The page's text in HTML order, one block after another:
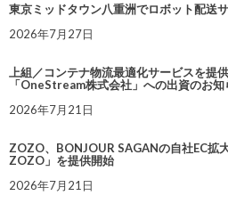
東京ミッドタウン八重洲でロボット配送
2026年7月27日
上組／コンテナ物流最適化サービスを提
「OneStream株式会社」への出資のお知
2026年7月21日
ZOZO、BONJOUR SAGANの自社EC
ZOZO」を提供開始
2026年7月21日